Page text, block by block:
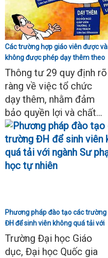
Các trường hợp giáo viên được và
không được phép dạy thêm theo
Thông tư 29
Thông tư 29 quy định rõ
ràng về việc tổ chức
dạy thêm, nhằm đảm
bảo quyền lợi và chất...
Phương pháp đào tạo các trường
ĐH để sinh viên không quá tải với
ngành Sư phạm Khoa học tự
nhiên
Trường Đại học Giáo
dục, Đại học Quốc gia